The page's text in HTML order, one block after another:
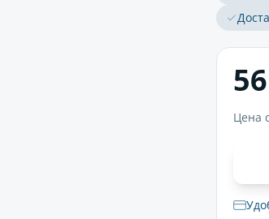
Цена